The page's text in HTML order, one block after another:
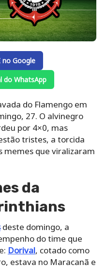
no Google
do WhatsApp
do Flamengo em
27. O alvinegro
por 4×0, mas
tristes, a torcida
memes que viralizaram
da
deste domingo, a
do time que
Dorival, cotado como
estava no Maracanã e